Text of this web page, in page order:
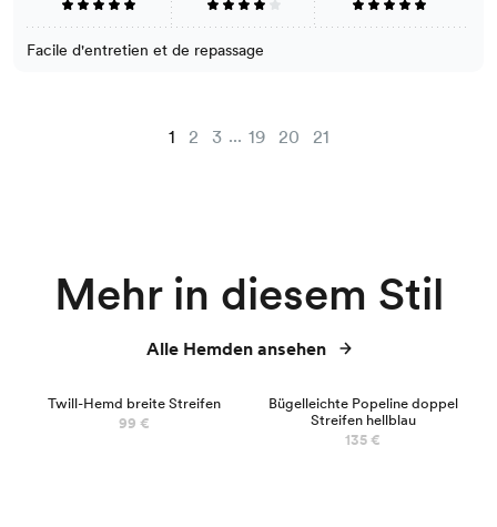
Facile d'entretien et de repassage
1 2 3 ... 19 20 21
Mehr in diesem Stil
Alle Hemden ansehen
Twill-Hemd breite Streifen
99 €
Bügelleichte Popeline doppel
Streifen hellblau
135 €